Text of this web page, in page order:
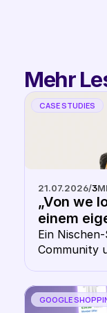
Mehr
CASE STUDIES
21.07.2026/3
„Von we
einem
dem
Ein
Community
GOOGLE